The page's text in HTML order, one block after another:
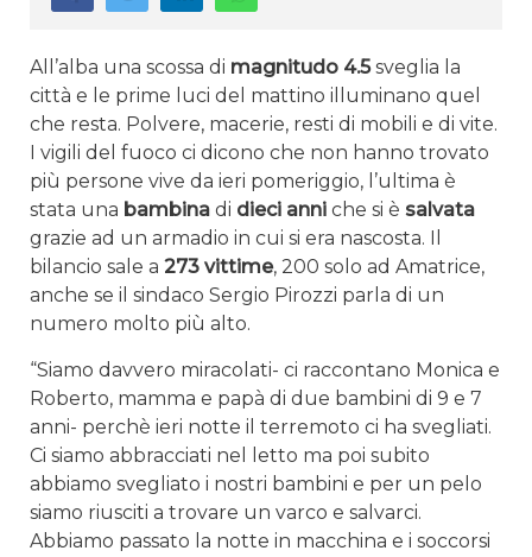
All’alba una scossa di magnitudo 4.5sveglia la
città e le prime luci del mattino illuminano quel
che resta. Polvere, macerie, resti di mobili e di vite.
I vigili del fuoco ci dicono che non hanno trovato
più persone vive da ieri pomeriggio, l’ultima è
stata una bambina di dieci anni che si è salvata
grazie ad un armadio in cui si era nascosta. Il
bilancio sale a 273 vittime, 200 solo ad Amatrice,
anche se il sindaco Sergio Pirozzi parla di un
numero molto più alto.
“Siamo davvero miracolati- ci raccontano Monica e
Roberto, mamma e papà di due bambini di 9 e 7
anni- perchè ieri notte il terremoto ci ha svegliati.
Ci siamo abbracciati nel letto ma poi subito
abbiamo svegliato i nostri bambini e per un pelo
siamo riusciti a trovare un varco e salvarci.
Abbiamo passato la notte in macchina e i soccorsi